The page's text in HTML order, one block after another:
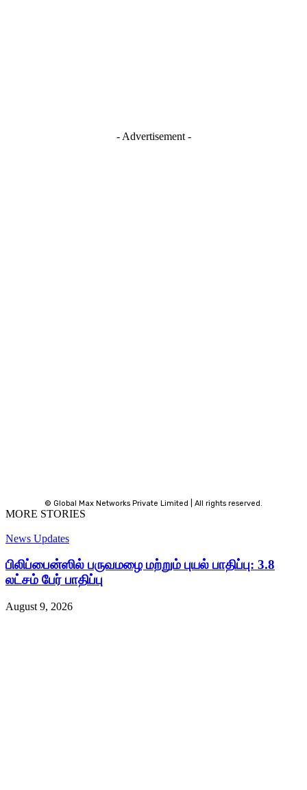
- Advertisement -
© Global Max Networks Private Limited | All rights reserved.
MORE STORIES
News Updates
பிலிப்பைன்ஸில் பருவமழை மற்றும் புயல் பாதிப்பு: 3.8
லட்சம் பேர் பாதிப்பு
August 9, 2026